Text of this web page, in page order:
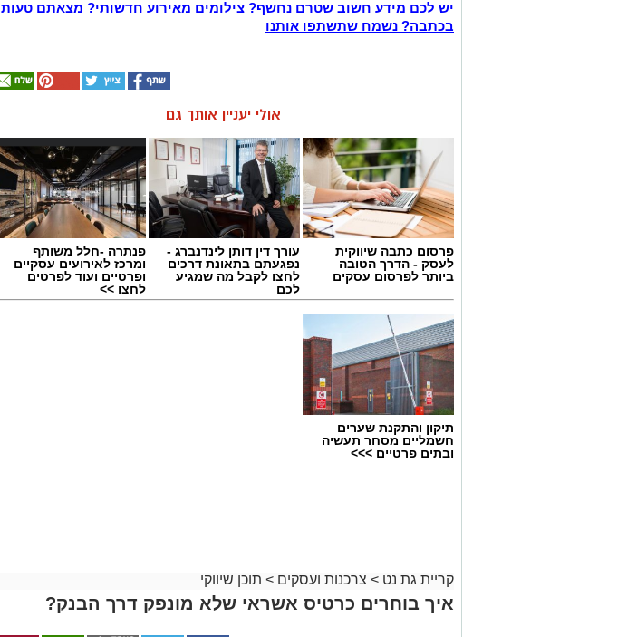
יש לכם מידע חשוב שטרם נחשף? צילומים מאירוע חדשותי? מצאתם טעות
בכתבה? נשמח שתשתפו אותנו
אולי יעניין אותך גם
פרסום כתבה שיווקית
לעסק - הדרך הטובה
ביותר לפרסום עסקים
עורך דין דותן לינדנברג -
נפגעתם בתאונת דרכים
לחצו לקבל מה שמגיע
לכם
פנתרה -חלל משותף
ומרכז לאירועים עסקיים
ופרטיים ועוד לפרטים
לחצו >>
תיקון והתקנת שערים
חשמליים מסחר תעשיה
ובתים פרטיים >>>
קריית גת נט > צרכנות ועסקים > תוכן שיווקי
איך בוחרים כרטיס אשראי שלא מונפק דרך הבנק?